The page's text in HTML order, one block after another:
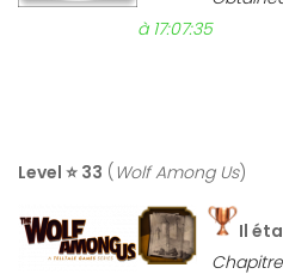
à 17:07:35
Level ⭐ 33 ( Wolf Among Us)
Il